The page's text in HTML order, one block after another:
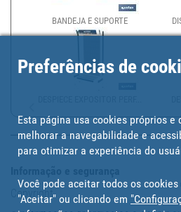
BANDEJA E SUPORTE
Copyright
Preferências de
Esta página usa cookies próprios e
melhorar a navegabilidade e
para otimizar a experiência do
Você pode aceitar todos os
"Aceitar" ou clicando em